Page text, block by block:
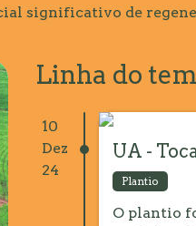
significativo de
Linha do
10
Dez
24
UA -
Plantio
O plantio